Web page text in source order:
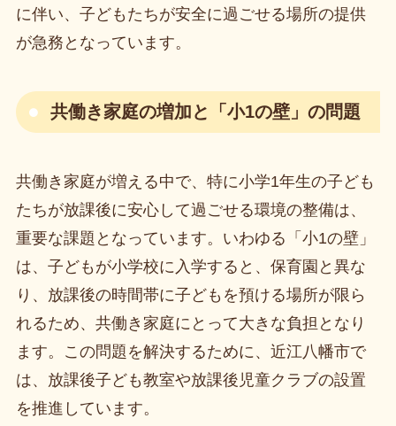
に伴い、子どもたちが安全に過ごせる場所の提供
が急務となっています。
共働き家庭の増加と「小1の壁」の問題
共働き家庭が増える中で、特に小学1年生の子ども
たちが放課後に安心して過ごせる環境の整備は、
重要な課題となっています。いわゆる「小1の壁」
は、子どもが小学校に入学すると、保育園と異な
り、放課後の時間帯に子どもを預ける場所が限ら
れるため、共働き家庭にとって大きな負担となり
ます。この問題を解決するために、近江八幡市で
は、放課後子ども教室や放課後児童クラブの設置
を推進しています。